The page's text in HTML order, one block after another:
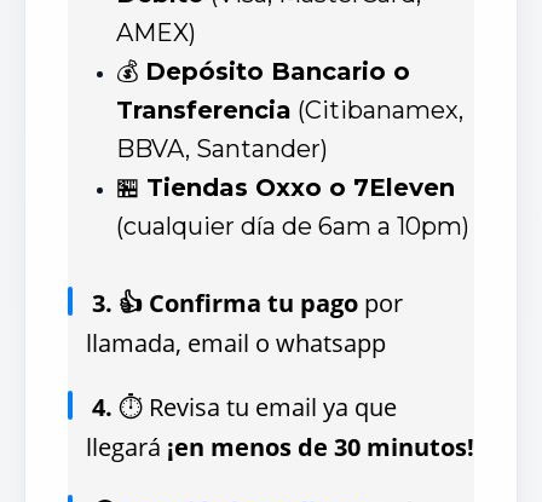
AMEX)
💰 Depósito Bancario o
Transferencia (Citibanamex,
BBVA, Santander)
🏪 Tiendas Oxxo o 7Eleven
(cualquier día de 6am a 10pm)
3. 👍 Confirma tu pago por
llamada, email o whatsapp
4. ⏱ Revisa tu email ya que
llegará ¡en menos de 30 minutos!